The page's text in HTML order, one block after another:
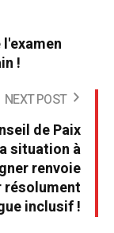
!
NEXT POST
de Paix
situation à
renvoie
résolument
inclusif !